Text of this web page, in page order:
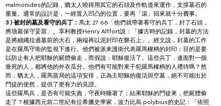
malmonides的記錄，猶太人曉得用其它的石頭及作軌道來運作，支撐墓石的
重量。通常的設計是，一經置入凹凸的位置，要再「滾」回來就十分費事。
3 ) 被封的墓及看守的兵丁： 馬太 27:66「他們就帶著看守的兵丁，封了石頭，
將墳墓保守妥當」。享利教授Henry Alffort說：「據古時的記錄，封墓的方法
是將細繩拉過墓前的大石，兩端再以泥封印在磐石上」。經文說，封墓的工作
是在羅馬守衛的監視下進行。他們被派來護衛代表羅馬權柄的封印；目的是要
以防止有人把耶穌的屍體偷走，而假說：耶穌復活了。這些兵丁，連面對一個
垂死的人，都將他的外衣瓜分。他們有可能對來干犯羅馬權柄的人禮待嗎？然
而，猶太人，羅馬當局的這項安排，正為主耶穌的復活與空墓，絕不可能出於
門徒的使然，提供了更有力的見證。
這些羅馬兵，是否有可能失責，守夜時睡著了；結果耶穌的門徒來，把屍體偷
走了？根據西元前二世紀有位希臘史學家，波力比烏 polybius的史記：「依照